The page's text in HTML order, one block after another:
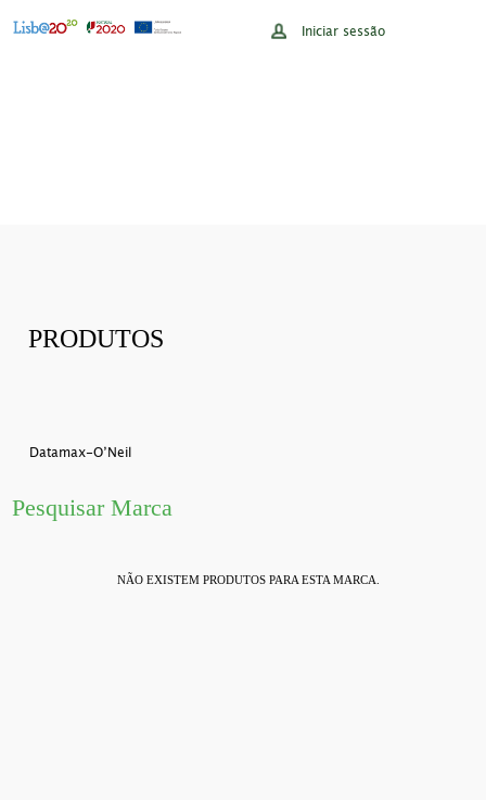
Iniciar sessão
PRODUTOS
Datamax-O’Neil
Pesquisar Marca
NÃO EXISTEM PRODUTOS PARA ESTA MARCA.